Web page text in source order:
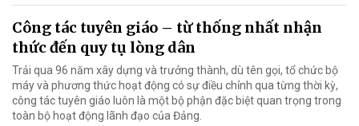
Công tác tuyên giáo – từ thống nhất nhận
thức đến quy tụ lòng dân
Trải qua 96 năm xây dựng và trưởng thành, dù tên gọi, tổ chức bộ
máy và phương thức hoạt động có sự điều chỉnh qua từng thời kỳ,
công tác tuyên giáo luôn là một bộ phận đặc biệt quan trọng trong
toàn bộ hoạt động lãnh đạo của Đảng.